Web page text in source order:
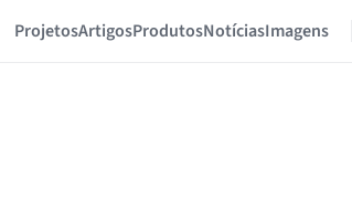
ProjetosArtigosProdutosNotíciasImagens